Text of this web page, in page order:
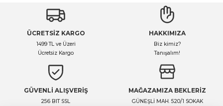
ÜCRETSİZ KARGO
1499 TL ve Üzeri
Ücretsiz Kargo
HAKKIMIZA
Biz kimiz?
Tanışalım!
GÜVENLİ ALIŞVERİŞ
256 BIT SSL
MAĞAZAMIZA BEKLERİZ
GÜNEŞLİ MAH. 520/1 SOKAK